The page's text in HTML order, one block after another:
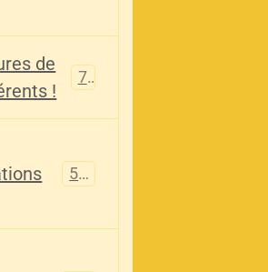
de
!
73
587